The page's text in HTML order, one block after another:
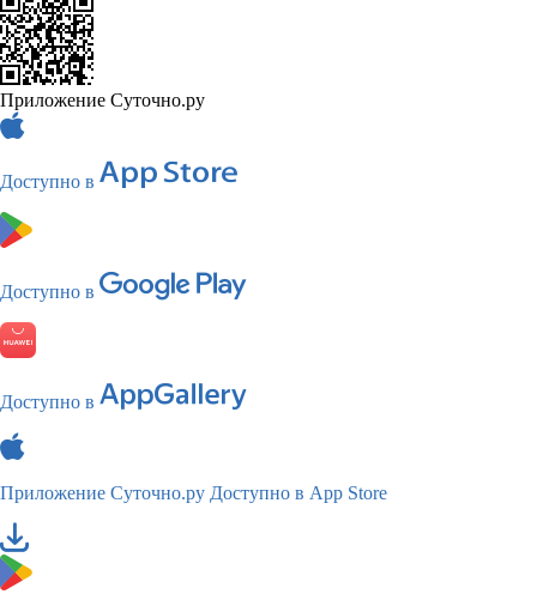
Приложение Суточно.ру
Доступно в
Доступно в
Доступно в
Приложение Суточно.ру Доступно в App Store